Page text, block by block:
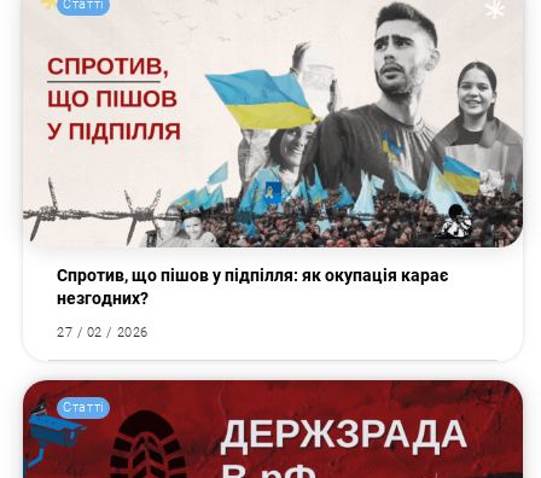
Статті
Спротив, що пішов у підпілля: як окупація карає
незгодних?
27 / 02 / 2026
Статті